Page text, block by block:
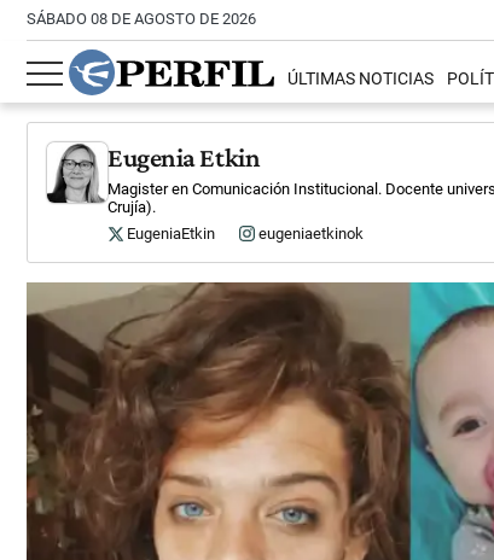
SÁBADO 08 DE AGOSTO DE 2026
ÚLTIMAS NOTICIAS
Eugenia Etkin
Magister en Comunicación Institucional. Docente
Crujía).
EugeniaEtkin
eugeniaetkinok